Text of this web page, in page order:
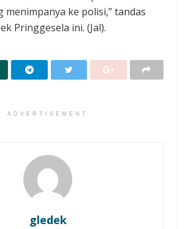
menimpanya ke polisi,” tandas
Pringgesela ini. (Jal).
ADVERTISEMENT
gledek